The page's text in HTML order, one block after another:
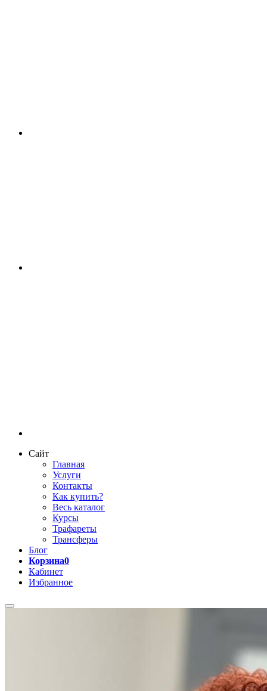
Сайт
Главная
Услуги
Контакты
Как купить?
Весь каталог
Курсы
Трафареты
Трансферы
Блог
Корзина0
Кабинет
Избранное